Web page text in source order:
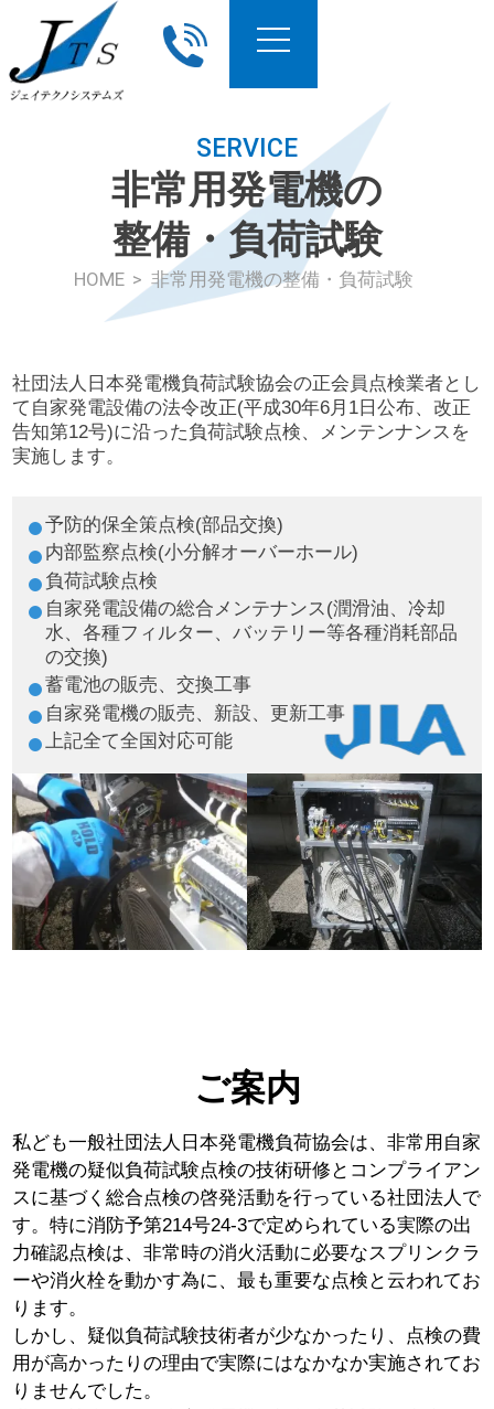
SERVICE
非常用発電機の
整備・負荷試験
HOME 非常用発電機の整備・負荷試験
社団法人日本発電機負荷試験協会の正会員点検業者とし
て自家発電設備の法令改正(平成30年6月1日公布、改正
告知第12号)に沿った負荷試験点検、メンテンナンスを
実施します。
予防的保全策点検(部品交換)
内部監察点検(小分解オーバーホール)
負荷試験点検
自家発電設備の総合メンテナンス(潤滑油、冷却
水、各種フィルター、バッテリー等各種消耗部品
の交換)
蓄電池の販売、交換工事
自家発電機の販売、新設、更新工事
上記全て全国対応可能
ご案内
私ども一般社団法人日本発電機負荷協会は、非常用自家
発電機の疑似負荷試験点検の技術研修とコンプライアン
スに基づく総合点検の啓発活動を行っている社団法人で
す。特に消防予第214号24-3で定められている実際の出
力確認点検は、非常時の消火活動に必要なスプリンクラ
ーや消火栓を動かす為に、最も重要な点検と云われてお
ります。
しかし、疑似負荷試験技術者が少なかったり、点検の費
用が高かったりの理由で実際にはなかなか実施されてお
りませんでした。